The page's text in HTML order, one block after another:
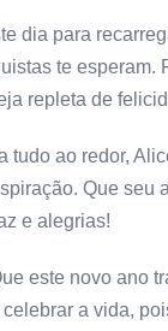
dia para
te esperam.
repleta de
tudo ao redor,
Que seu
e alegrias!
este novo ano
a vida,